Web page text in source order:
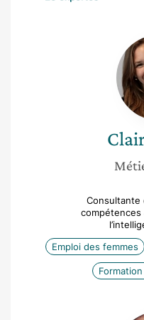
Consultante
Emploi des femmes